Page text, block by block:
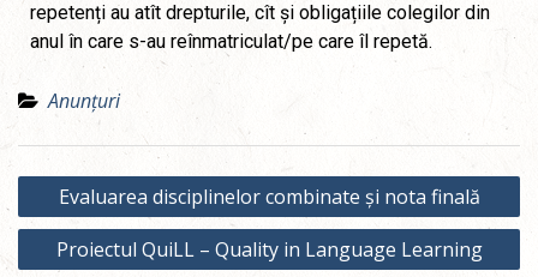
repetenți au atît drepturile, cît și obligațiile colegilor din
anul în care s-au reînmatriculat/pe care îl repetă.
Anunțuri
Evaluarea disciplinelor combinate și nota finală
Proiectul QuiLL – Quality in Language Learning